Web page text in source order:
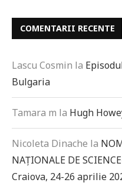
COMENTARII RECENTE
Lascu Cosmin la
Bulgaria
Tamara m la Hugh
Nicoleta Dinache la
NAȚIONALE DE
Craiova, 24-26 aprilie